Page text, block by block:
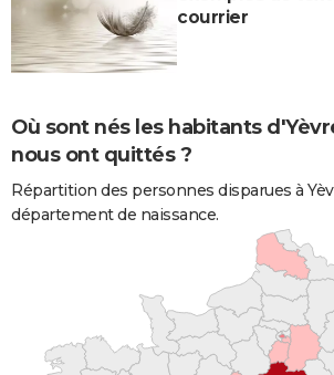
courrier
Où sont nés les habitants
nous ont quittés ?
Répartition des personnes disparues à
département de naissance.